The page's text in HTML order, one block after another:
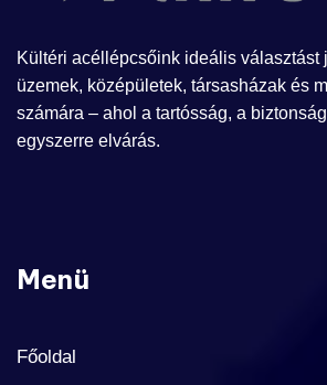
Kültéri acéllépcsőink ideális választást
üzemek, középületek, társasházak és
számára – ahol a tartósság, a
egyszerre elvárás.
Menü
Főoldal